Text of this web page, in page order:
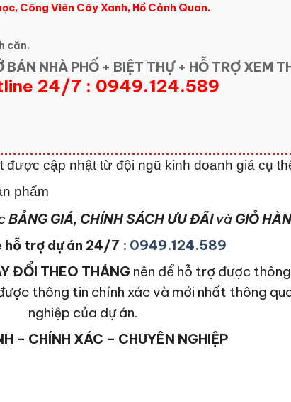
Công Viên Cây Xanh, Hồ Cảnh Quan.
căn.
NHÀ PHỐ + BIỆT THỰ + HỖ TRỢ XEM
24/7 : 0949.124.589
được cập nhật từ đội ngũ kinh doanh giá cụ
phẩm
BẢNG GIÁ, CHÍNH SÁCH ƯU ĐÃIvàGIỎ
hỗ trợ dự án 24/7 : 0949.124.589
ĐỔI THEO THÁNG nên để hỗ trợ được
thông tin chính xác và mới nhất thông
nghiệp của dự án.
– CHÍNH XÁC – CHUYÊN NGHIỆP